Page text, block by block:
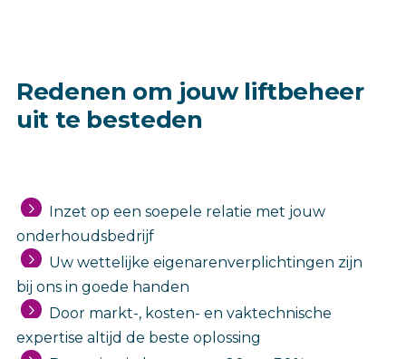
Redenen om jouw liftbeheer
uit te besteden
Inzet op een soepele relatie met jouw
onderhoudsbedrijf
Uw wettelijke eigenarenverplichtingen zijn
bij ons in goede handen
Door markt-, kosten- en vaktechnische
expertise altijd de beste oplossing